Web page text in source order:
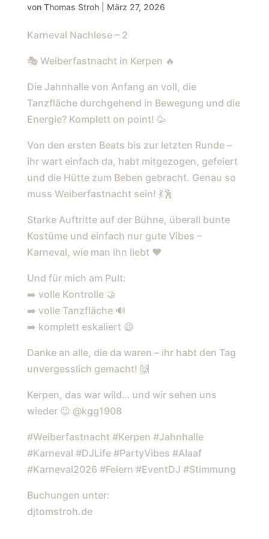
TANZFLÄCHE
DURCHGEHEND IN
ENERGIE? KOMPLETT ON
POINT! 🥳 VON DEN ERSTEN
RUNDE – IHR WART
EINFACH DA, HABT
MITGEZOGEN, GEFEIERT
GEBRACHT. GENAU SO
MUSS WEIBERFASTNACHT
SEIN! 💃🕺 STARKE
AUFTRITTE AUF DER
BÜHNE, ÜBERALL BUNTE
KOSTÜME UND EINFACH
NUR GUTE VIBES –
KARNEVAL, WIE MAN IHN
LIEBT ❤️ UND FÜR MICH AM
PULT: ➡️ VOLLE
KONTROLLE 🤝 ➡️ VOLLE
TANZFLÄCHE 🔊 ➡️
KOMPLETT ESKALIERT 😄
DANKE AN ALLE, DIE DA
TAG UNVERGESSLICH
von Thomas Stroh| März 27, 2026
Karneval Nachlese – 2
🎭 Weiberfastnacht in Kerpen 🔥
Die Jahnhalle von Anfang an voll, die
Tanzfläche durchgehend in Bewegung und die
Energie? Komplett on point! 🥳
Von den ersten Beats bis zur letzten Runde –
ihr wart einfach da, habt mitgezogen, gefeiert
und die Hütte zum Beben gebracht. Genau so
muss Weiberfastnacht sein! 💃🕺
Starke Auftritte auf der Bühne, überall bunte
Kostüme und einfach nur gute Vibes –
Karneval, wie man ihn liebt ❤️
Und für mich am Pult:
➡️ volle Kontrolle 🤝
➡️ volle Tanzfläche 🔊
➡️ komplett eskaliert 😄
Danke an alle, die da waren – ihr habt den Tag
unvergesslich gemacht! 🙌
Kerpen, das war wild… und wir sehen uns
wieder 😉 @kgg1908
#Weiberfastnacht #Kerpen #Jahnhalle
#Karneval #DJLife #PartyVibes #Alaaf
#Karneval2026 #Feiern #EventDJ #Stimmung
Buchungen unter:
djtomstroh.de